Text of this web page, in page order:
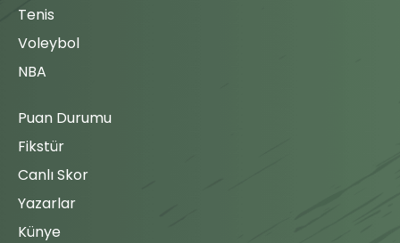
Tenis
Voleybol
NBA
Puan Durumu
Fikstür
Canlı Skor
Yazarlar
Künye